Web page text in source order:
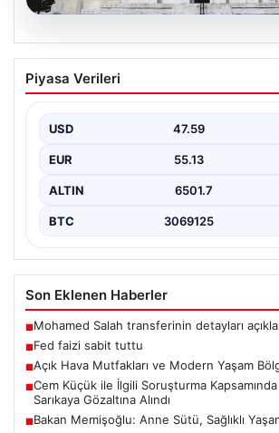
Fed faizi sabit tuttu
Piyasa Verileri
USD 47.59
EUR 55.13
ALTIN 6501.7
BTC 3069125
Son Eklenen Haberler
■Mohamed Salah transferinin detayları
■Fed faizi sabit tuttu
■Açık Hava Mutfakları ve Modern Yaşam
■Cem Küçük ile İlgili Soruşturma
Sarıkaya Gözaltına Alındı
■Bakan Memişoğlu: Anne Sütü, Sağlıklı